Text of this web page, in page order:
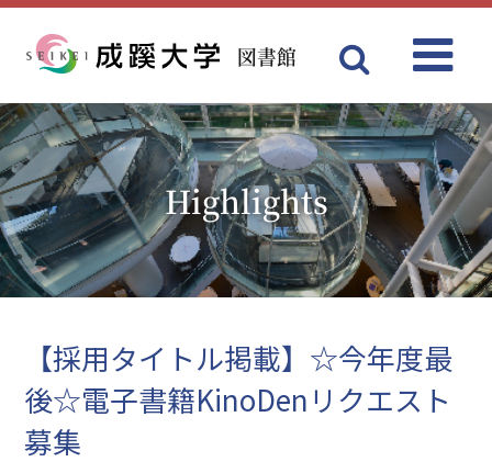
図書館
Highlights
【採用タイトル掲載】☆今年度最
後☆電子書籍KinoDenリクエスト
募集